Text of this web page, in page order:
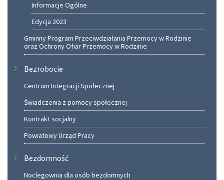
Informacje Ogólne
Edycja 2023
Gminny Program Przeciwdziałania Przemocy w Rodzinie
oraz Ochrony Ofiar Przemocy w Rodzinie
Bezrobocie
Centrum Integracji Społecznej
Świadczenia z pomocy społecznej
Kontrakt socjalny
Powiatowy Urząd Pracy
Bezdomność
Noclegownia dla osób bezdomnych